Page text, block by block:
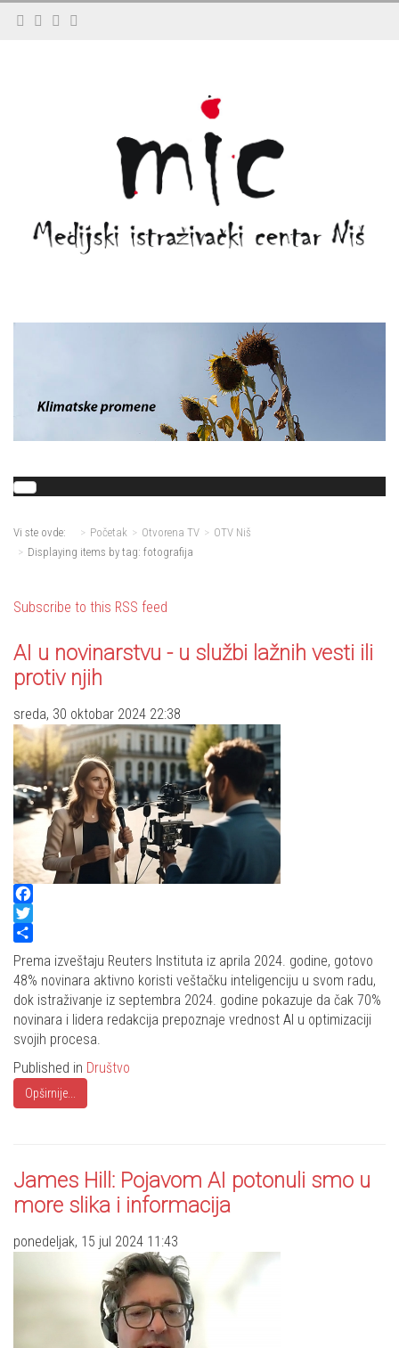
Vi ste ovde: Početak Otvorena TV
OTV Niš
Displaying items by tag: fotografija
Subscribe to this RSS feed
AI u novinarstvu - u službi lažnih vesti ili
protiv njih
sreda, 30 oktobar 2024 22:38
Facebook
Twitter
Share
Prema izveštaju Reuters Instituta iz aprila 2024. godine, gotovo
48% novinara aktivno koristi veštačku inteligenciju u svom radu,
dok istraživanje iz septembra 2024. godine pokazuje da čak 70%
novinara i lidera redakcija prepoznaje vrednost AI u optimizaciji
svojih procesa.
Published in Društvo
Opširnije...
James Hill: Pojavom AI potonuli smo u
more slika i informacija
ponedeljak, 15 jul 2024 11:43